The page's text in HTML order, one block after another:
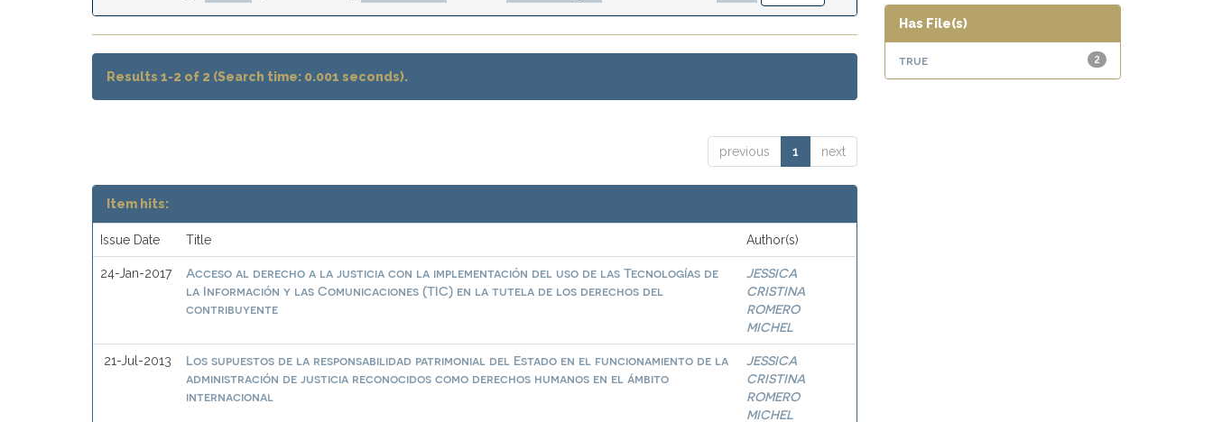
Results 1-2 of 2 (Search time: 0.001 seconds).
previous 1 next
Item hits:
Issue Date Title Author(s)
24-Jan-2017
Acceso al derecho a la justicia con la implementación del uso de las Tecnologías de
la Información y las Comunicaciones (TIC) en la tutela de los derechos del
contribuyente
JESSICA
CRISTINA
ROMERO
MICHEL
21-Jul-2013
Los supuestos de la responsabilidad patrimonial del Estado en el funcionamiento de la
administración de justicia reconocidos como derechos humanos en el ámbito
internacional
JESSICA
CRISTINA
ROMERO
MICHEL
Has File(s)
2
true